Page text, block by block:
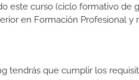
este curso (ciclo formativo
en Formación Profesional y
tendrás que cumplir los